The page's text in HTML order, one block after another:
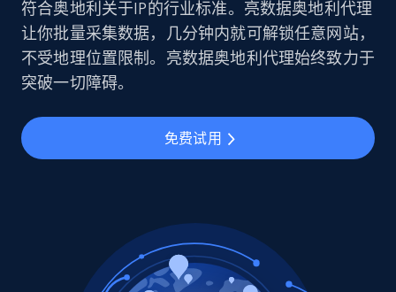
符合奥地利关于IP的行业标准。亮数据奥地利代理
让你批量采集数据，几分钟内就可解锁任意网站，
不受地理位置限制。亮数据奥地利代理始终致力于
突破一切障碍。
免费试用